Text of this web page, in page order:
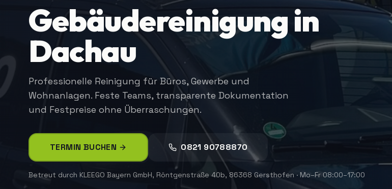
Gebäudereinigung in
Dachau
Professionelle Reinigung für Büros, Gewerbe und
Wohnanlagen. Feste Teams, transparente Dokumentation
und Festpreise ohne Überraschungen.
TERMIN BUCHEN 0821 90788870
Betreut durch KLEEGO Bayern GmbH, Röntgenstraße 40b, 86368 Gersthofen · Mo–Fr 08:00–17:00